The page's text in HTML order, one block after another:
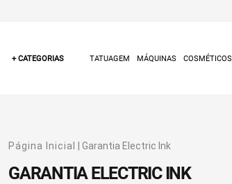
+ CATEGORIAS TATUAGEM COSMÉTICOS
MÁQUINAS
Página Inicial | Garantia Electric Ink
GARANTIA ELECTRIC INK